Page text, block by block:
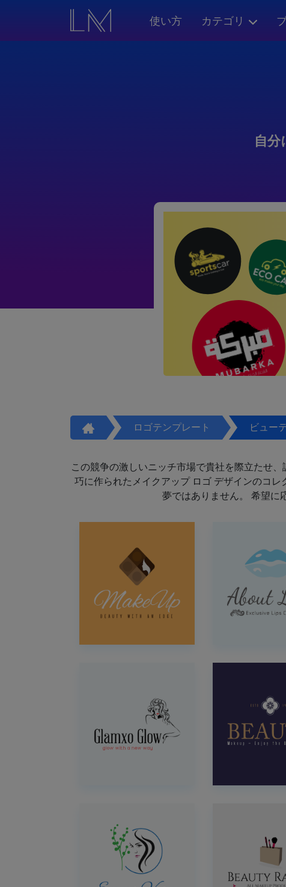
使い方 カテゴリ
自分
ロゴテンプレート ビュー
この競争の激しいニッチ市場で貴社を際立たせ
巧に作られたメイクアップ ロゴ デザインのコ
夢ではありません。 希望に